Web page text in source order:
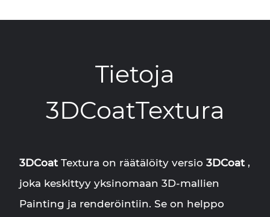
Tietoja
3DCoatTextura
3DCoatTextura on räätälöity versio3DCoat,
joka keskittyy yksinomaan 3D-mallien
Painting ja renderöintiin. Se on helppo